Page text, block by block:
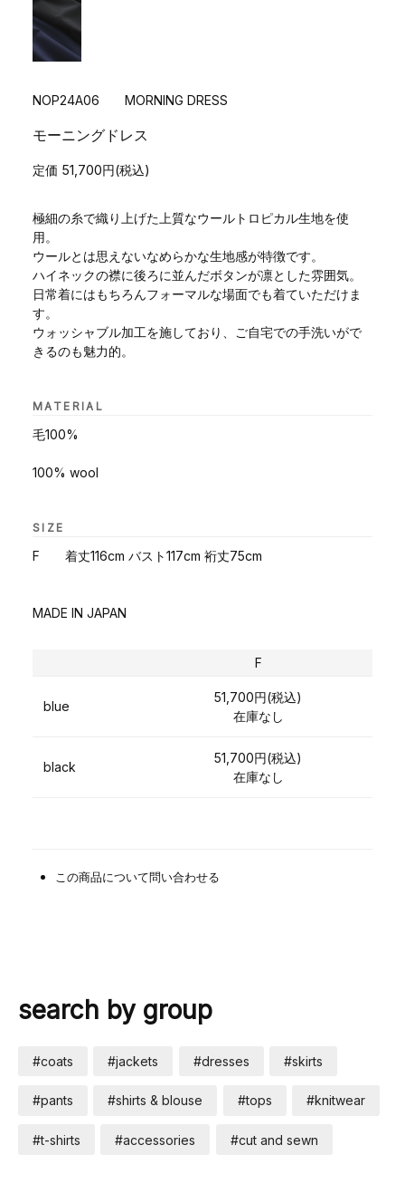
NOP24A06 MORNING DRESS
モーニングドレス
定価 51,700円(税込)
極細の糸で織り上げた上質なウールトロピカル生地を使
用。
ウールとは思えないなめらかな生地感が特徴です。
ハイネックの襟に後ろに並んだボタンが凛とした雰囲気。
日常着にはもちろんフォーマルな場面でも着ていただけま
す。
ウォッシャブル加工を施しており、ご自宅での手洗いがで
きるのも魅力的。
MATERIAL
毛100%
100% wool
SIZE
F 着丈116cm バスト117cm 裄丈75cm
MADE IN JAPAN
F
blue
51,700円(税込)
在庫なし
black
51,700円(税込)
在庫なし
この商品について問い合わせる
search by group
#coats #jackets #dresses #skirts
#pants #shirts & blouse #tops #knitwear
#t-shirts #accessories #cut and sewn